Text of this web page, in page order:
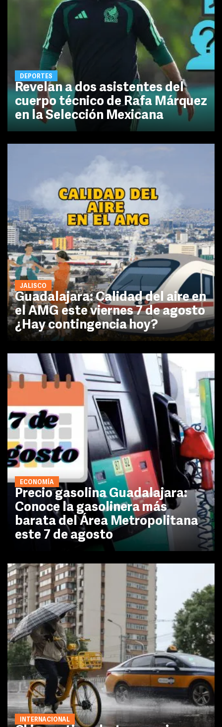
DEPORTES
Revelan a dos asistentes del
cuerpo técnico de Rafa Márquez
en la Selección Mexicana
JALISCO
Guadalajara: Calidad del aire en
el AMG este viernes 7 de agosto
¿Hay contingencia hoy?
ECONOMÍA
Precio gasolina Guadalajara:
Conoce la gasolinera más
barata del Área Metropolitana
este 7 de agosto
INTERNACIONAL